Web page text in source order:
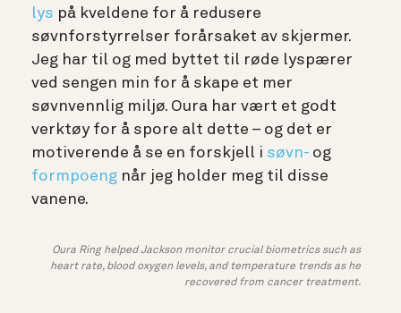
lys på kveldene for å redusere
søvnforstyrrelser forårsaket av skjermer.
Jeg har til og med byttet til røde lyspærer
ved sengen min for å skape et mer
søvnvennlig miljø. Oura har vært et godt
verktøy for å spore alt dette – og det er
motiverende å se en forskjell i søvn- og
formpoeng når jeg holder meg til disse
vanene.
Oura Ring helped Jackson monitor crucial biometrics such as
heart rate, blood oxygen levels, and temperature trends as he
recovered from cancer treatment.